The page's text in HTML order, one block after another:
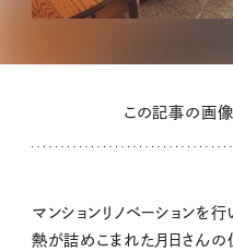
この記事の画像
マンションリノベーションを
熱が詰めこまれた月日さんの